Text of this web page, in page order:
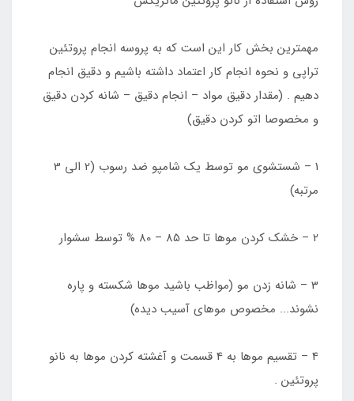
مهمترین بخش کار این است که به پروسه انجام پروتئین
تراپی و نحوه انجام کار اعتماد داشته باشیم و دقیق انجام
دهیم . (مقدار دقیق مواد – انجام دقیق – شانه کردن دقیق
و مخصوصا اتو کردن دقیق)
1 – شستشوی مو توسط یک شامپو ضد رسوب (2 الی 3
مرتبه)
2 – خشک کردن موها تا حد 85 – 80 % توسط سشوار
3 – شانه زدن مو (مواظب باشید موها شکسته و پاره
نشوند... مخصوص موهای آسیب دیده)
4 – تقسیم موها به 4 قسمت و آغشته کردن موها به نانو
پروتئین .